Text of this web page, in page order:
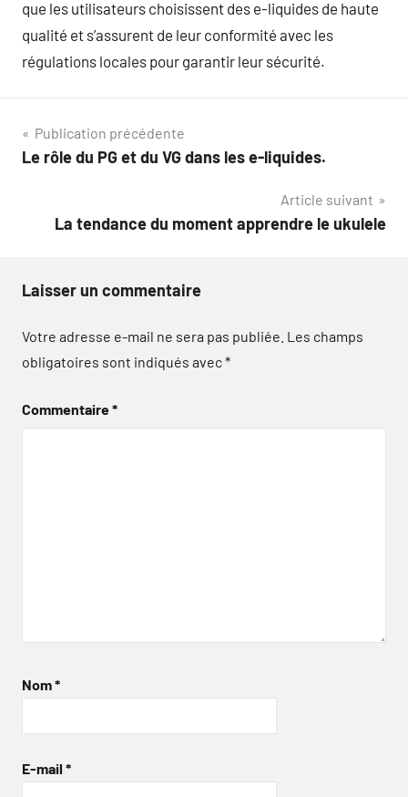
que les utilisateurs choisissent des e-liquides de haute
qualité et s’assurent de leur conformité avec les
régulations locales pour garantir leur sécurité.
Navigation
de
Publication précédente
Le rôle du PG et du VG dans les e-liquides.
Article suivant
La tendance du moment apprendre le ukulele
Laisser un commentaire
Votre adresse e-mail ne sera pas publiée. Les champs
obligatoires sont indiqués avec*
Commentaire*
Nom*
E-mail *